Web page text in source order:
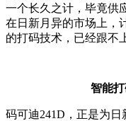
一个长久之计，毕竟供
在日新月异的市场上，
的打码技术，已经跟不
智能
码可迪241D ，正是为